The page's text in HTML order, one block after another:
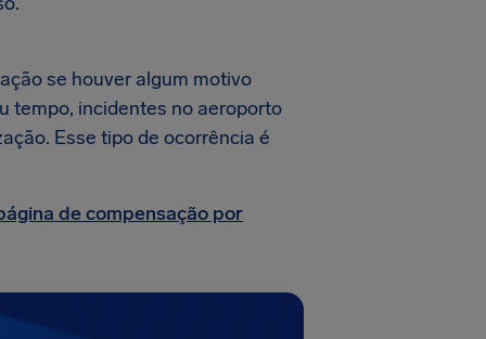
se houver algum motivo
tempo, incidentes no aeroporto
Esse tipo de ocorrência é
de compensação por